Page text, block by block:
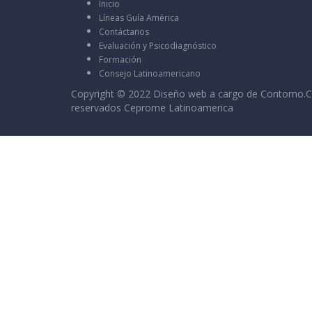
Inicio
Líneas Guía América
Contáctanos
Evaluación y Psicodiagnóstico
Formación
Consejo Latinoamericano
Copyright © 2022 Diseño web a cargo de
reservados Ceprome Latinoamerica